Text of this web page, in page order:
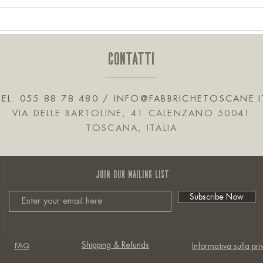
dall'India all'Italia in un viaggio
valori
CONTATTI
055 88 78 480 /
VIA DELLE BARTOLINE, 41 CALENZANO 50041
TOSCANA, ITALIA
JOIN OUR MAILING LIST
Subscribe Now
FAQ Shipping & Refunds Informativa sulla